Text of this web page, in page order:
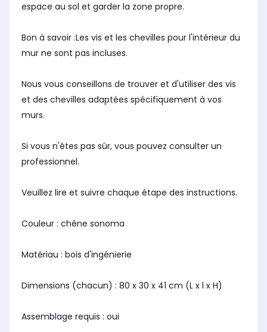
espace au sol et garder la zone propre.
Bon à savoir :Les vis et les chevilles pour l'intérieur du
mur ne sont pas incluses.
Nous vous conseillons de trouver et d'utiliser des vis
et des chevilles adaptées spécifiquement à vos
murs.
Si vous n'êtes pas sûr, vous pouvez consulter un
professionnel.
Veuillez lire et suivre chaque étape des instructions.
Couleur : chêne sonoma
Matériau : bois d'ingénierie
Dimensions (chacun) : 80 x 30 x 41 cm (L x l x H)
Assemblage requis : oui